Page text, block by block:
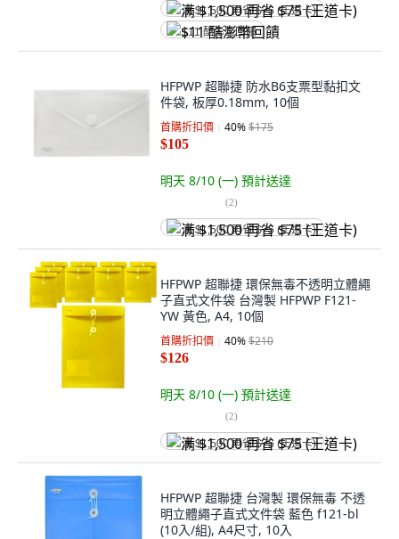
满 $1,500 再省 $75 (王道卡)
$11 酷澎幣回饋
HFPWP 超聯捷 防水B6支票型黏扣文
件袋, 板厚0.18mm, 10個
首購折扣價 40%$175
$105
明天 8/10 (一) 預計送達
(2)
满 $1,500 再省 $75 (王道卡)
HFPWP 超聯捷 環保無毒不透明立體繩
子直式文件袋 台灣製 HFPWP F121-
YW 黃色, A4, 10個
首購折扣價 40%$210
$126
明天 8/10 (一) 預計送達
(2)
满 $1,500 再省 $75 (王道卡)
HFPWP 超聯捷 台灣製 環保無毒 不透
明立體繩子直式文件袋 藍色 f121-bl
(10入/組), A4尺寸, 10入